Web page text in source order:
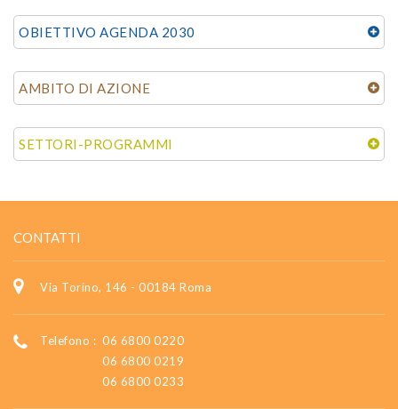
OBIETTIVO AGENDA 2030
AMBITO DI AZIONE
SETTORI-PROGRAMMI
CONTATTI
Via Torino, 146 - 00184 Roma
Telefono : 06 6800 0220
06 6800 0219
06 6800 0233